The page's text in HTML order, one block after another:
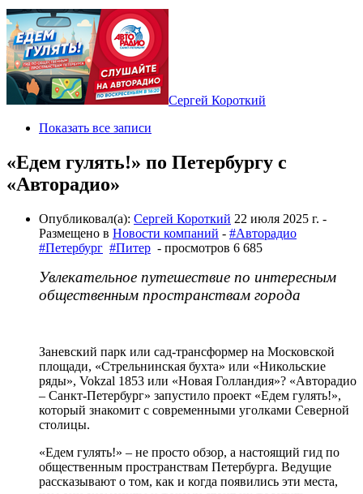
Сергей Короткий
Показать все записи
«Едем гулять!» по Петербургу с
«Авторадио»
Опубликовал(а): Сергей Короткий 22 июля 2025 г. -
Размещено в Новости компаний - #Авторадио
#Петербург #Питер - просмотров 6 685
Увлекательное путешествие по интересным
общественным пространствам города
Заневский парк или сад-трансформер на Московской
площади, «Стрельнинская бухта» или «Никольские
ряды», Vokzal 1853 или «Новая Голландия»? «Авторадио
– Санкт-Петербург» запустило проект «Едем гулять!»,
который знакомит с современными уголками Северной
столицы.
«Едем гулять!» – не просто обзор, а настоящий гид по
общественным пространствам Петербурга. Ведущие
рассказывают о том, как и когда появились эти места,